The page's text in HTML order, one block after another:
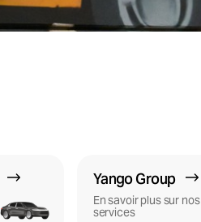
Yango Group
En savoir plus sur nos
services